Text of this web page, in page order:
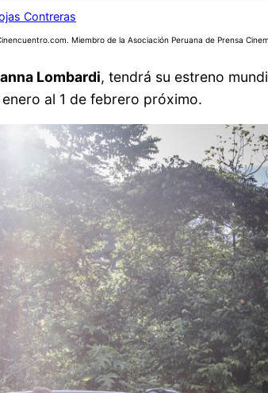
Contreras
Miembro de la Asociación Peruana de Prensa
Lombardi, tendrá su estreno
al 1 de febrero próximo.